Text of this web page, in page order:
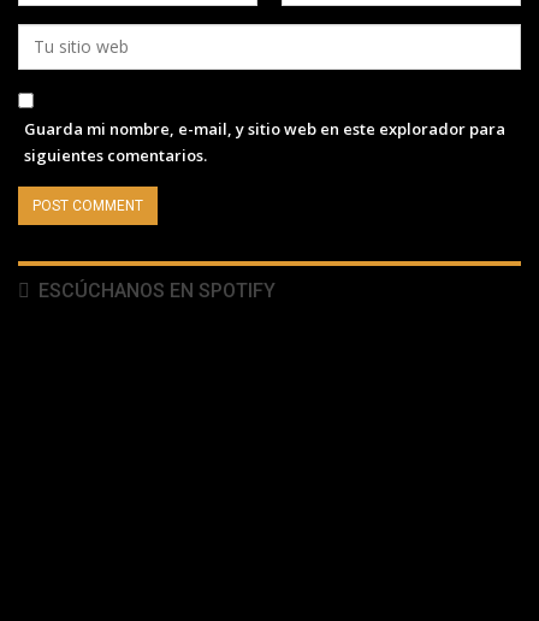
Guarda mi nombre, e-mail, y sitio web en este explorador para
siguientes comentarios.
ESCÚCHANOS EN SPOTIFY